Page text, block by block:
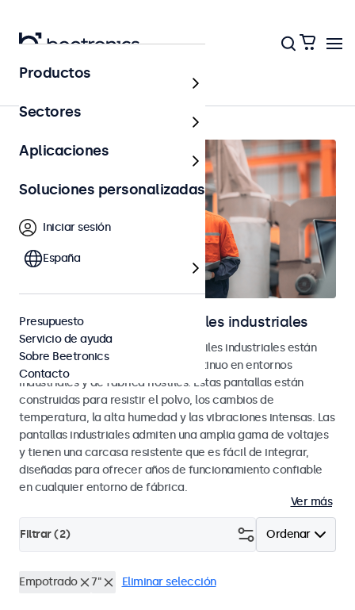
Página principal
Monitores y pantallas táctiles industriales
Nuestros monitores y pantallas táctiles industriales están
diseñados para un rendimiento continuo en entornos
industriales y de fábrica hostiles. Estas pantallas están
construidas para resistir el polvo, los cambios de
temperatura, la alta humedad y las vibraciones intensas. Las
pantallas industriales admiten una amplia gama de voltajes
y tienen una carcasa resistente que es fácil de integrar,
diseñadas para ofrecer años de funcionamiento confiable
en cualquier entorno de fábrica.
Ver más
Ordenar
Filtrar (2)
Empotrado 7" Eliminar selección
Productos
Sectores
Aplicaciones
Soluciones personalizadas
Iniciar sesión
España
Presupuesto
Servicio de ayuda
Sobre Beetronics
Contacto